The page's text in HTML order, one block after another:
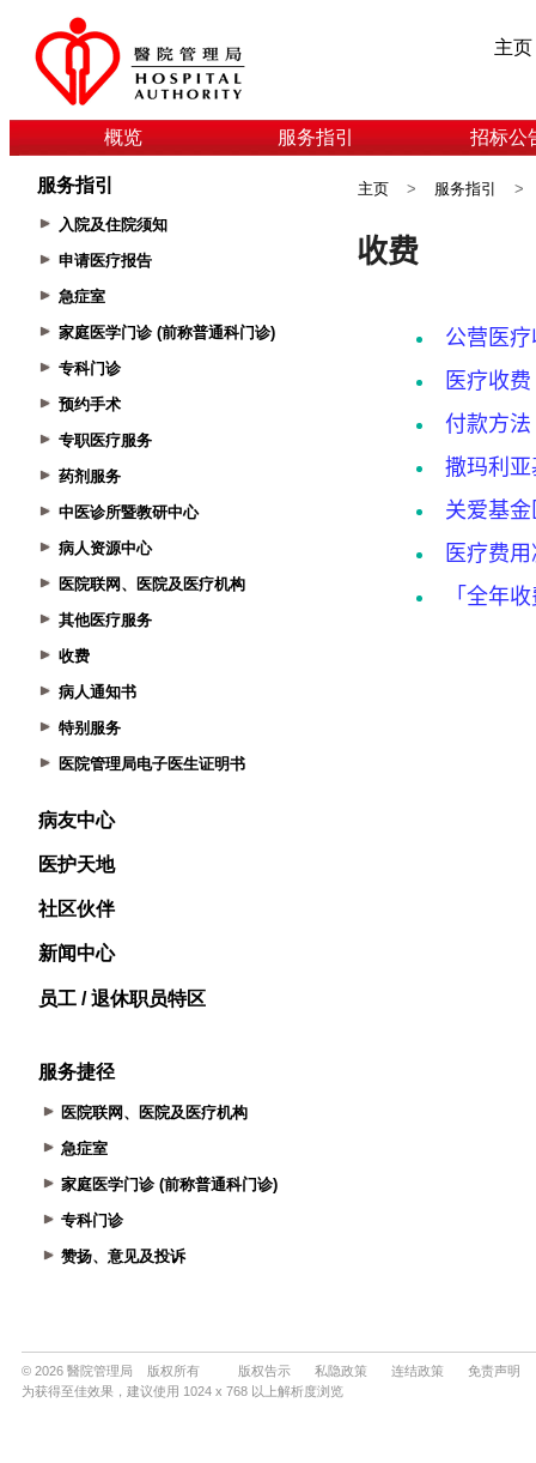
主页
概览 服务指引 招标公
服务指引
入院及住院须知
申请医疗报告
急症室
家庭医学门诊 (前称普通科门诊)
专科门诊
预约手术
专职医疗服务
药剂服务
中医诊所暨教研中心
病人资源中心
医院联网、医院及医疗机构
其他医疗服务
收费
病人通知书
特别服务
医院管理局电子医生证明书
病友中心
医护天地
社区伙伴
新闻中心
员工 / 退休职员特区
服务捷径
医院联网、医院及医疗机构
急症室
家庭医学门诊 (前称普通科门诊)
专科门诊
赞扬、意见及投诉
主页 > 服务指引 >
© 2026 醫院管理局 版权所有 版权告示 私隐政策 连结政策
免责声明
为获得至佳效果，建议使用 1024 x 768 以上解析度浏览